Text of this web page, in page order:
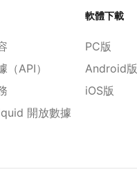
（API）
開放數據
軟體下載
PC版
Android版
iOS版